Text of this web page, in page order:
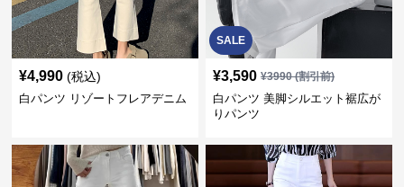
¥4,990 (税込)
白パンツ リゾートフレアデニム
SALE
¥3,590 ¥3990(割引前)
白パンツ 美脚シルエット裾広が
りパンツ